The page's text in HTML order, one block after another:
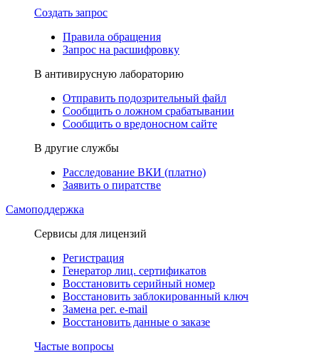
Создать запрос
Правила обращения
Запрос на расшифровку
В антивирусную лабораторию
Отправить подозрительный файл
Сообщить о ложном срабатывании
Сообщить о вредоносном сайте
В другие службы
Расследование ВКИ (платно)
Заявить о пиратстве
Самоподдержка
Сервисы для лицензий
Регистрация
Генератор лиц. сертификатов
Восстановить серийный номер
Восстановить заблокированный ключ
Замена рег. e-mail
Восстановить данные о заказе
Частые вопросы